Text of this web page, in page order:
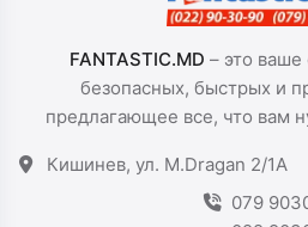
FANTASTIC.MD – это
безопасных, быстрых и
предлагающее все, что вам
Кишинев, ул. M.Dragan 2/1A
079